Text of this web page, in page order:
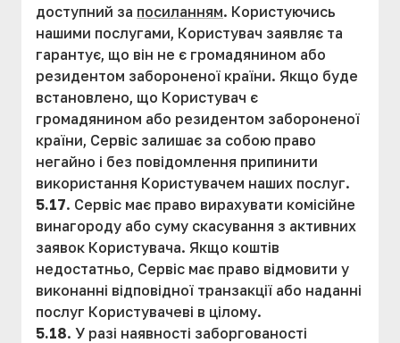
доступний за посиланням. Користуючись
нашими послугами, Користувач заявляє та
гарантує, що він не є громадянином або
резидентом забороненої країни. Якщо буде
встановлено, що Користувач є
громадянином або резидентом забороненої
країни, Сервіс залишає за собою право
негайно і без повідомлення припинити
використання Користувачем наших послуг.
5.17. Сервіс має право вирахувати комісійне
винагороду або суму скасування з активних
заявок Користувача. Якщо коштів
недостатньо, Сервіс має право відмовити у
виконанні відповідної транзакції або наданні
послуг Користувачеві в цілому.
5.18. У разі наявності заборгованості